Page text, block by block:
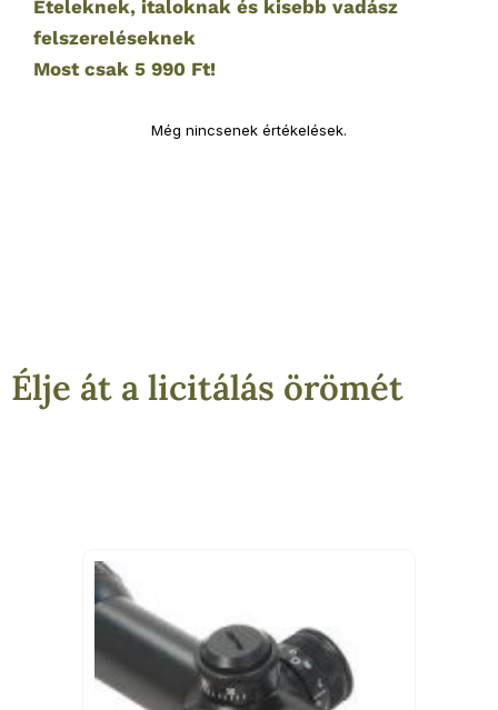
Ételeknek, italoknak és kisebb vadász
felszereléseknek
Most csak 5 990 Ft!
Még nincsenek értékelések.
Élje át a licitálás örömét